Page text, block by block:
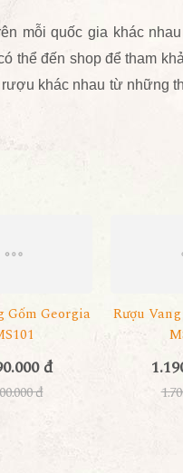
mỗi quốc gia khác
thể đến shop để tham
khác nhau từ những
Gốm Georgia
đ
đ
Rượu